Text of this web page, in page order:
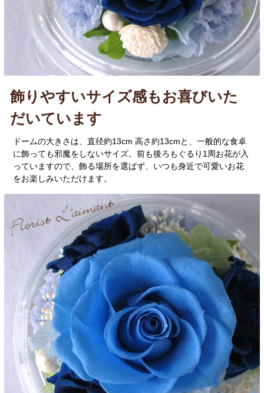
飾りやすいサイズ感もお喜びいた
だいています
ドームの大きさは、直径約13cm 高さ約13cmと、一般的な食卓
に飾っても邪魔をしないサイズ。前も後ろもぐるり1周お花が入
っていますので、飾る場所を選ばず、いつも身近で可愛いお花
をお楽しみいただけます。